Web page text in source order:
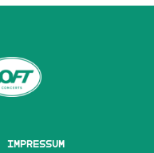
Impressum